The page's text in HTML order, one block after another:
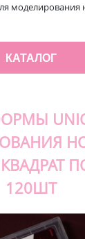
моделирования
КАТАЛОГ
120ШТ